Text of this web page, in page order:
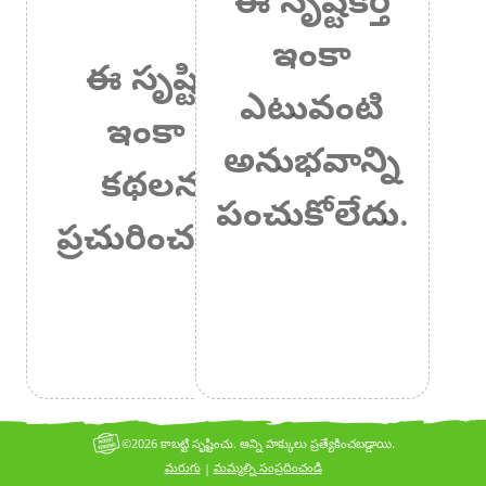
ఈ సృష్టికర్త
ఇంకా ఏ
కథలనూ
ప్రచురించలేదు.
ఇంకా
ఎటువంటి
అనుభవాన్ని
పంచుకోలేదు.
మరుగు| మమ్మల్ని సంప్రదించండి
©2026 కాబట్టి సృష్టించు. అన్ని హక్కులు ప్రత్యేకించబడ్డాయి.